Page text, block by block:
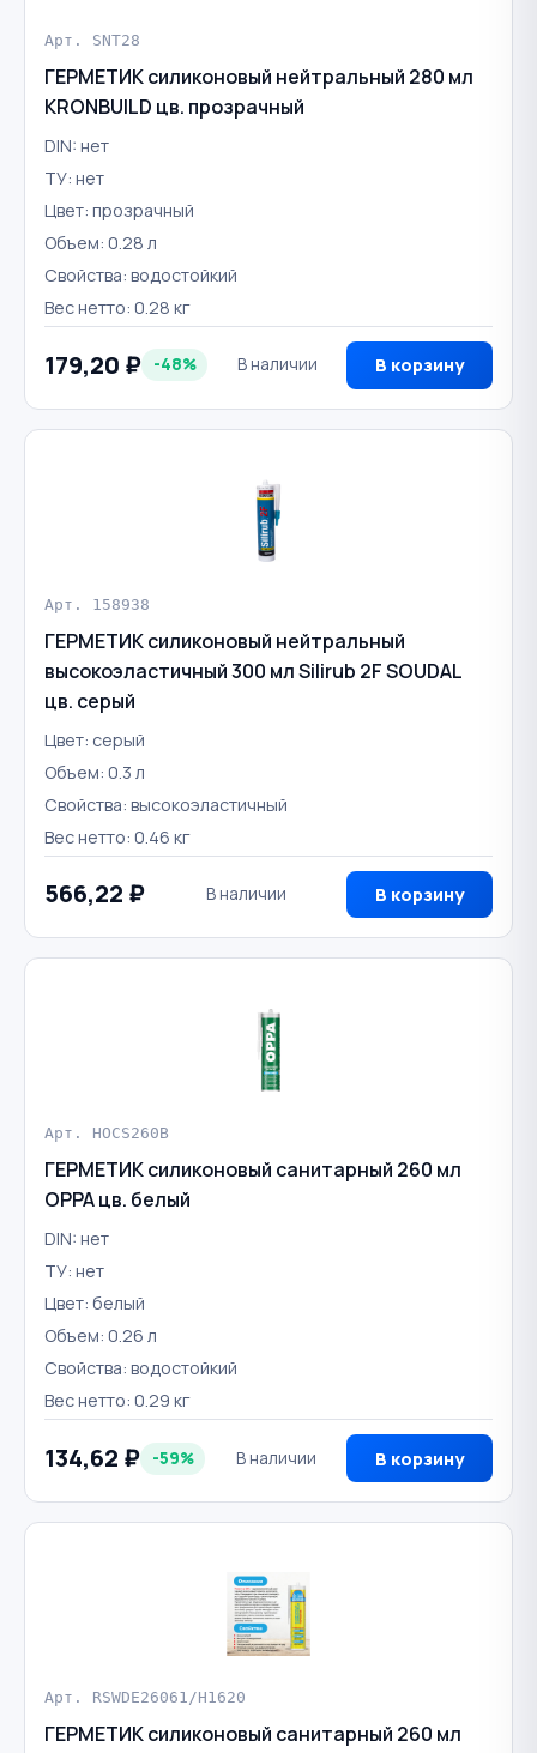
Арт. SNT28
ГЕРМЕТИК силиконовый нейтральный 280 мл
KRONBUILD цв. прозрачный
DIN: нет
ТУ: нет
Цвет: прозрачный
Объем: 0.28 л
Свойства: водостойкий
Вес нетто: 0.28 кг
179,20 ₽ -48% В наличии В корзину
Арт. 158938
ГЕРМЕТИК силиконовый нейтральный
высокоэластичный 300 мл Silirub 2F SOUDAL
цв. серый
Цвет: серый
Объем: 0.3 л
Свойства: высокоэластичный
Вес нетто: 0.46 кг
566,22 ₽ В наличии В корзину
Арт. HOCS260B
ГЕРМЕТИК силиконовый санитарный 260 мл
OPPA цв. белый
DIN: нет
ТУ: нет
Цвет: белый
Объем: 0.26 л
Свойства: водостойкий
Вес нетто: 0.29 кг
134,62 ₽ -59% В наличии В корзину
Арт. RSWDE26061/H1620
ГЕРМЕТИК силиконовый санитарный 260 мл